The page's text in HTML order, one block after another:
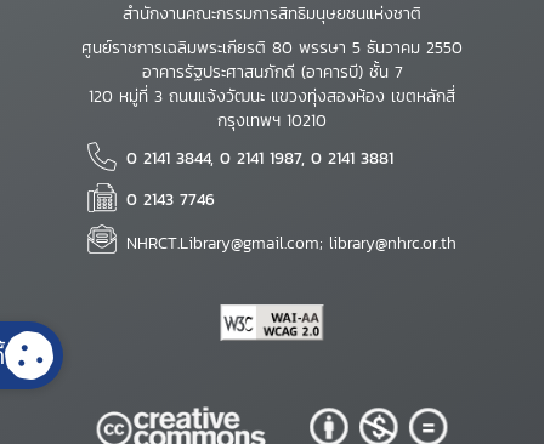
สำนักงานคณะกรรมการสิทธิมนุษยชนแห่งชาติ
ศูนย์ราชการเฉลิมพระเกียรติ 80 พรรษา 5 ธันวาคม 2550
อาคารรัฐประศาสนภักดี (อาคารบี) ชั้น 7
120 หมู่ที่ 3 ถนนแจ้งวัฒนะ แขวงทุ่งสองห้อง เขตหลักสี่
กรุงเทพฯ 10210
0 2141 3844, 0 2141 1987, 0 2141 3881
0 2143 7746
NHRCT.Library@gmail.com; library@nhrc.or.th